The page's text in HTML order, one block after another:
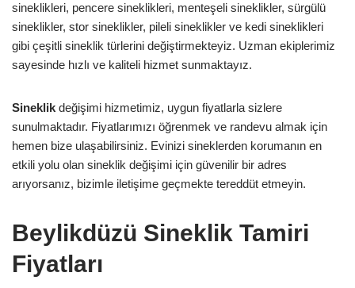
sineklikleri, pencere sineklikleri, menteşeli sineklikler, sürgülü
sineklikler, stor sineklikler, pileli sineklikler ve kedi sineklikleri
gibi çeşitli sineklik türlerini değiştirmekteyiz. Uzman ekiplerimiz
sayesinde hızlı ve kaliteli hizmet sunmaktayız.
Sineklik değişimi hizmetimiz, uygun fiyatlarla sizlere
sunulmaktadır. Fiyatlarımızı öğrenmek ve randevu almak için
hemen bize ulaşabilirsiniz. Evinizi sineklerden korumanın en
etkili yolu olan sineklik değişimi için güvenilir bir adres
arıyorsanız, bizimle iletişime geçmekte tereddüt etmeyin.
Beylikdüzü Sineklik Tamiri
Fiyatları